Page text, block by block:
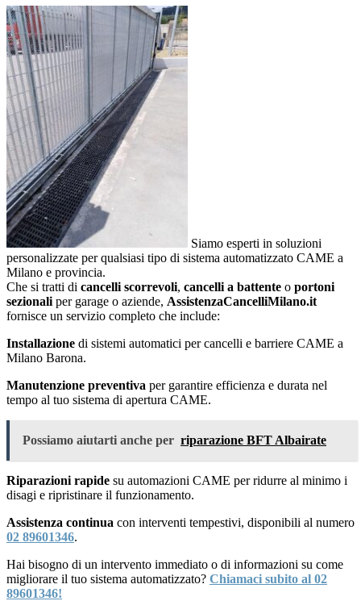
Siamo esperti in soluzioni
personalizzate per qualsiasi tipo di sistema automatizzato CAME a
Milano e provincia.
Che si tratti di cancelli scorrevoli, cancelli a battente o portoni
sezionali per garage o aziende, AssistenzaCancelliMilano.it
fornisce un servizio completo che include:
Installazione di sistemi automatici per cancelli e barriere CAME a
Milano Barona.
Manutenzione preventiva per garantire efficienza e durata nel
tempo al tuo sistema di apertura CAME.
Possiamo aiutarti anche per riparazione BFT Albairate
Riparazioni rapide su automazioni CAME per ridurre al minimo i
disagi e ripristinare il funzionamento.
Assistenza continua con interventi tempestivi, disponibili al numero
02 89601346.
Hai bisogno di un intervento immediato o di informazioni su come
migliorare il tuo sistema automatizzato? Chiamaci subito al 02
89601346!